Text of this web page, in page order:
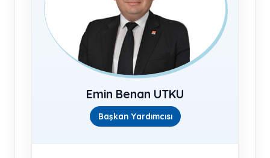
Emin Benan UTKU
Başkan Yardımcısı